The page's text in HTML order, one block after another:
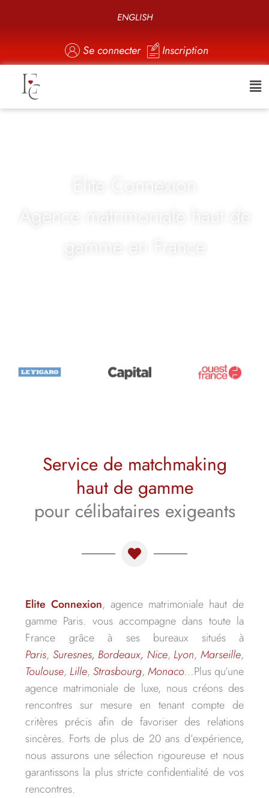
ENGLISH
Se connecter Inscription
Service de matchmaking
haut de gamme
pour célibataires exigeants
Elite Connexion, agence matrimoniale haut de
gamme Paris. vous accompagne dans toute la
France grâce à ses bureaux situés à
Paris, Suresnes, Bordeaux, Nice, Lyon,Marseille,
Toulouse, Lille, Strasbourg, Monaco…Plus qu’une
agence matrimoniale de luxe, nous créons des
rencontres sur mesure en tenant compte de
critères précis afin de favoriser des relations
sincères. Forts de plus de 20 ans d’expérience,
nous assurons une sélection rigoureuse et nous
garantissons la plus stricte confidentialité de vos
rencontres.